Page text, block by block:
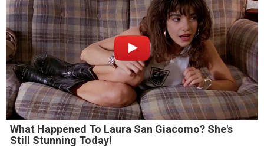
What Happened To Laura San Giacomo? She's
Still Stunning Today!